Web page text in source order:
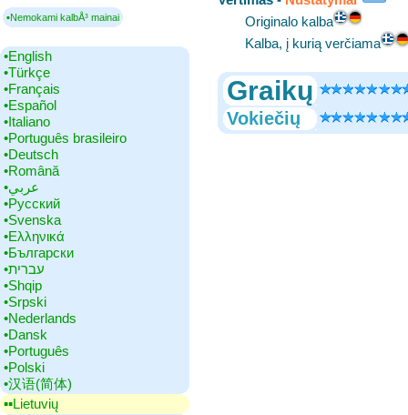
▪Nemokami kalbÅ³ mainai
•‎English
•‎Türkçe
•‎Français
•‎Español
•‎Italiano
•‎Português brasileiro
•‎Deutsch
•‎Română
•‎عربي
•‎Русский
•‎Svenska
•‎Ελληνικά
•‎Български
•‎עברית
•‎Shqip
•‎Srpski
•‎Nederlands
•‎Dansk
•‎Português
•‎Polski
•‎汉语(简体)
▪▪‎Lietuvių
Originalo kalba
Kalba, į kurią verčiama
Graikų
Vokiečių